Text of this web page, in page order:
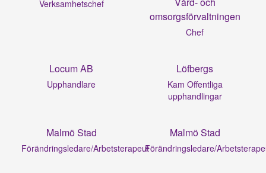
Verksamhetschef
omsorgsförvaltningen
Chef
Locum AB
Upphandlare
Löfbergs
Kam Offentliga
upphandlingar
Malmö Stad
Förändringsledare/Arbetsterapeut
Malmö Stad
Förändringsledare/